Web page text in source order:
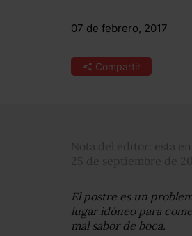
07 de febrero, 2017
Compartir
El postre es un
lugar idóneo para
mal sabor de boca.